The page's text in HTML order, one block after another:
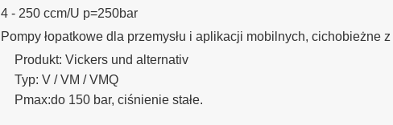
4 - 250 ccm/U p=250bar
Pompy łopatkowe dla przemysłu i aplikacji mobilnych, cichobieżne
Produkt: Vickers und alternativ
Typ: V / VM / VMQ
Pmax:do 150 bar, ciśnienie stałe.